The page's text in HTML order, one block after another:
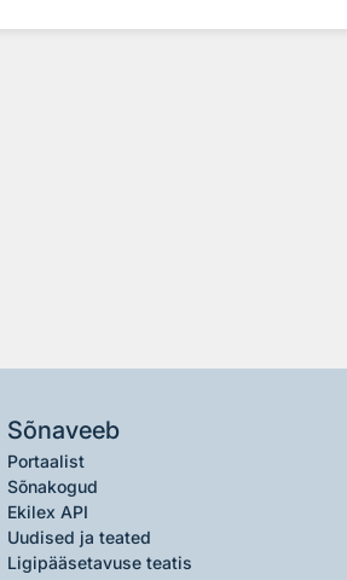
Sõnaveeb
Portaalist
Sõnakogud
Ekilex API
Uudised ja teated
Ligipääsetavuse teatis